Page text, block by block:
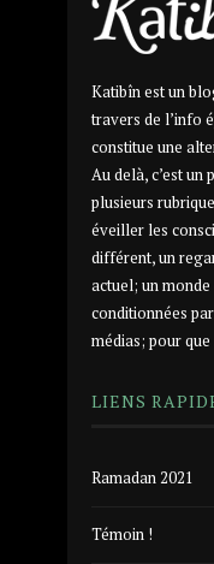
Katibîn est un
travers de l’info
constitue une
Au delà, c’est un
plusieurs
éveiller les
différent, un
actuel; un
conditionnées
médias; pour
LIENS
Ramadan 2021
Témoin !